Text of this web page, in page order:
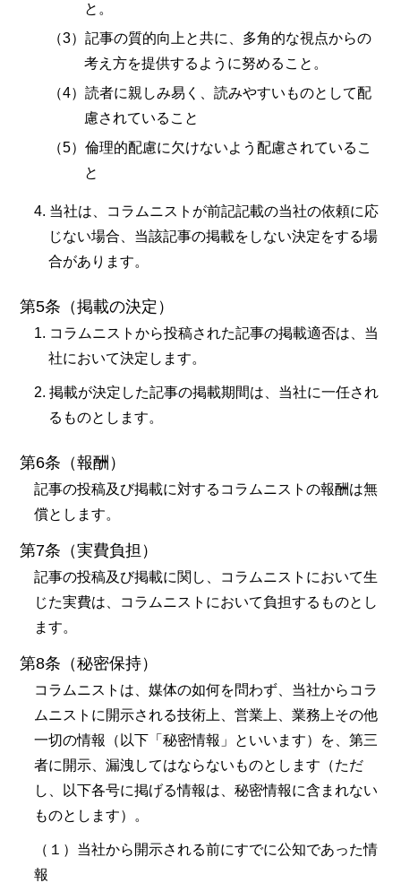
と。
記事の質的向上と共に、多角的な視点からの
考え方を提供するように努めること。
読者に親しみ易く、読みやすいものとして配
慮されていること
倫理的配慮に欠けないよう配慮されているこ
と
当社は、コラムニストが前記記載の当社の依頼に応
じない場合、当該記事の掲載をしない決定をする場
合があります。
第5条（掲載の決定）
コラムニストから投稿された記事の掲載適否は、当
社において決定します。
掲載が決定した記事の掲載期間は、当社に一任され
るものとします。
第6条（報酬）
記事の投稿及び掲載に対するコラムニストの報酬は無
償とします。
第7条（実費負担）
記事の投稿及び掲載に関し、コラムニストにおいて生
じた実費は、コラムニストにおいて負担するものとし
ます。
第8条（秘密保持）
コラムニストは、媒体の如何を問わず、当社からコラ
ムニストに開示される技術上、営業上、業務上その他
一切の情報（以下「秘密情報」といいます）を、第三
者に開示、漏洩してはならないものとします（ただ
し、以下各号に掲げる情報は、秘密情報に含まれない
ものとします）。
（１）当社から開示される前にすでに公知であった情
報